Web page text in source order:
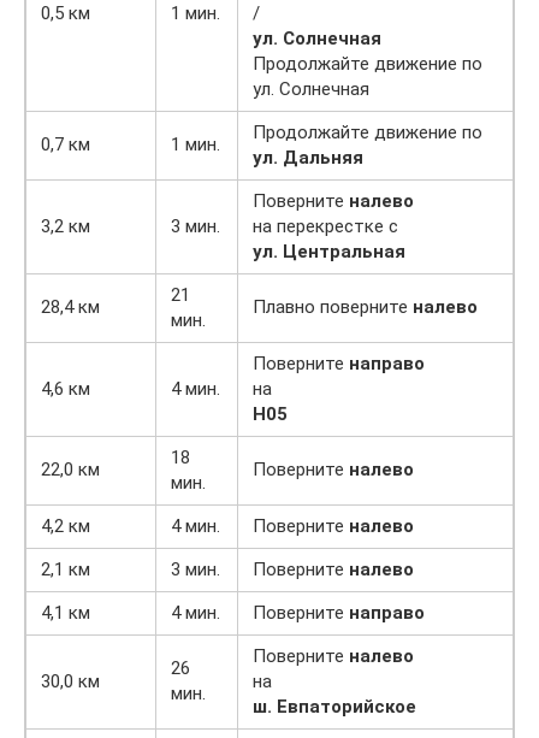
0,5 км 1 мин.
/
ул. Солнечная
Продолжайте движение по
ул. Солнечная
0,7 км 1 мин.
Продолжайте движение по
ул. Дальняя
3,2 км 3 мин.
Поверните налево
на перекрестке с
ул. Центральная
28,4 км
21
мин.
Плавно поверните налево
4,6 км 4 мин.
Поверните направо
на
Н05
22,0 км
18
мин.
Поверните налево
4,2 км 4 мин. Поверните налево
2,1 км
3 мин. Поверните налево
4,1 км
4 мин. Поверните направо
30,0 км
26
мин.
Поверните налево
на
ш. Евпаторийское